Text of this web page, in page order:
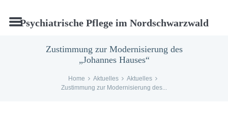
Zustimmung zur Modernisierung des
„Johannes Hauses“
Home Aktuelles
Aktuelles
Zustimmung zur Modernisierung des...
Psychiatrische Pflege im Nordschwarzwald